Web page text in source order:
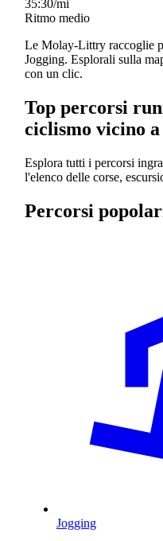
35:30/mi
Ritmo medio
Le Molay-Littry raccoglie
Jogging. Esplorali sulla
con un clic.
Top percorsi
ciclismo vicino
Esplora tutti i percorsi
l'elenco delle corse,
Percorsi
Jogging